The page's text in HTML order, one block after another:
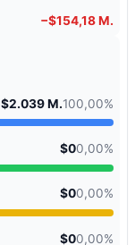
−$154,18 M.
$2.039 M.100,00%
$00,00%
$00,00%
$00,00%